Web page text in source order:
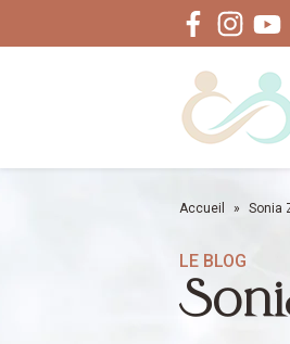
Facebook
Accueil » Sonia
LE BLOG